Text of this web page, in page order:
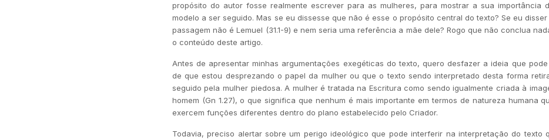
propósito do autor fosse realmente escrever para as mulheres, para mostrar a sua importância
modelo a ser seguido. Mas se eu dissesse que não é esse o propósito central do texto? Se eu
passagem não é Lemuel (31.1-9) e nem seria uma referência a mãe dele? Rogo que não conclua
o conteúdo deste artigo.
Antes de apresentar minhas argumentações exegéticas do texto, quero desfazer a ideia que
de que estou desprezando o papel da mulher ou que o texto sendo interpretado desta forma
seguido pela mulher piedosa. A mulher é tratada na Escritura como sendo igualmente criada à
homem (Gn 1.27), o que significa que nenhum é mais importante em termos de natureza humana
exercem funções diferentes dentro do plano estabelecido pelo Criador.
Todavia, preciso alertar sobre um perigo ideológico que pode interferir na interpretação do texto